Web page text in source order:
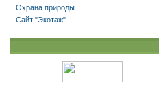
Охрана природы
Сайт "Экотаж"